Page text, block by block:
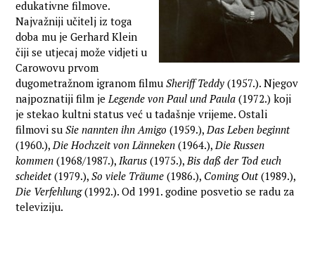
edukativne filmove.
Najvažniji učitelj iz toga
doba mu je Gerhard Klein
čiji se utjecaj može vidjeti u
Carowovu prvom
dugometražnom igranom filmuSheriff Teddy (1957.). Njegov
najpoznatiji film jeLegende von Paul und Paula (1972.) koji
je stekao kultni status već u tadašnje vrijeme. Ostali
filmovi suSie nannten ihn Amigo (1959.),Das Leben beginnt
(1960.),Die Hochzeit von Länneken (1964.),Die Russen
kommen (1968/1987.),Ikarus (1975.),Bis daß der Tod euch
scheidet(1979.),So viele Träume (1986.), Coming Out(1989.),
Die Verfehlung(1992.). Od 1991. godine posvetio se radu za
televiziju.